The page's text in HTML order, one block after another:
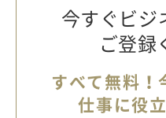
今すぐビジ
ご登録
すべて無料！
仕事に役